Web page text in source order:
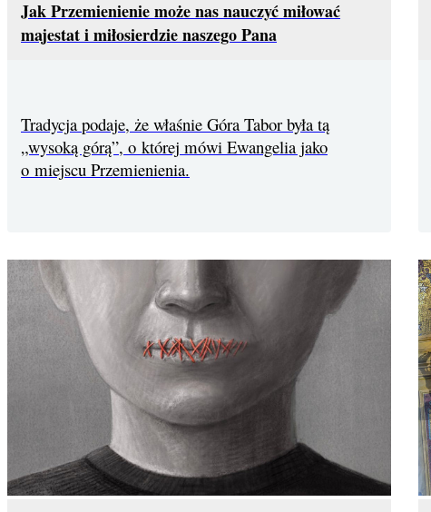
Jak Przemienienie może nas nauczyć miłować
majestat i miłosierdzie naszego Pana
Tradycja podaje, że właśnie Góra Tabor była tą
„wysoką górą”, o której mówi Ewangelia jako
o miejscu Przemienienia.